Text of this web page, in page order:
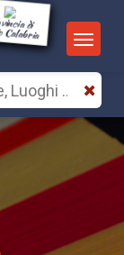
di
Calabria